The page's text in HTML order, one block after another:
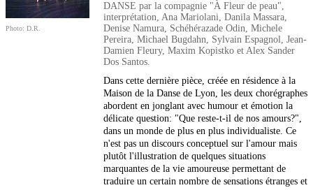
Photo: D.R.
DANSE par la compagnie "À Fleur de peau",
interprétation, Ana Mariolani, Danila Massara,
Denise Namura, Schéhérazade Odin, Michele
Pereira, Michael Bugdahn, Sylvain Espagnol, Jean-
Damien Fleury, Maxim Kopistko et Alex Sander
Dos Santos.
Dans cette dernière pièce, créée en résidence à la
Maison de la Danse de Lyon, les deux chorégraphes
abordent en jonglant avec humour et émotion la
délicate question: "Que reste-t-il de nos amours?",
dans un monde de plus en plus individualiste. Ce
n'est pas un discours conceptuel sur l'amour mais
plutôt l'illustration de quelques situations
marquantes de la vie amoureuse permettant de
traduire un certain nombre de sensations étranges et